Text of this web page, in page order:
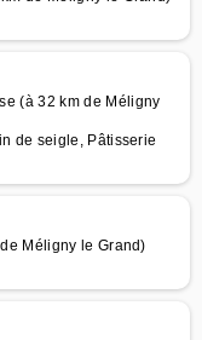
(à 32 km de Méligny
de seigle, Pâtisserie
Méligny le Grand)